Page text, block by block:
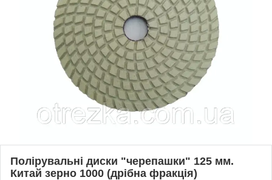
Полірувальні диски "черепашки" 125 мм.
Китай зерно 1000 (дрібна фракція)